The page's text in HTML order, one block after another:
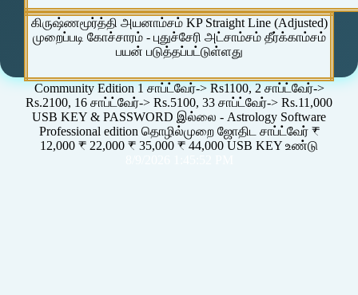
கிருஷ்ணமூர்த்தி அயனாம்சம் KP Straight Line (Adjusted)
முறைப்படி கோச்சாரம் - புதுச்சேரி அட்சாம்சம் தீர்க்காம்சம்
பயன் படுத்தப்பட்டுள்ளது
Community Edition 1 சாப்ட்வேர்-> Rs1100, 2 சாப்ட்வேர்->
Rs.2100, 16 சாப்ட்வேர்-> Rs.5100, 33 சாப்ட்வேர்-> Rs.11,000
USB KEY & PASSWORD இல்லை - Astrology Software
Professional edition தொழில்முறை ஜோதிட சாப்ட்வேர் ₹
12,000 ₹ 22,000 ₹ 35,000 ₹ 44,000 USB KEY உண்டு